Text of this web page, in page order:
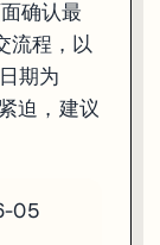
确认最
流程，以
期为
迫，建议
05